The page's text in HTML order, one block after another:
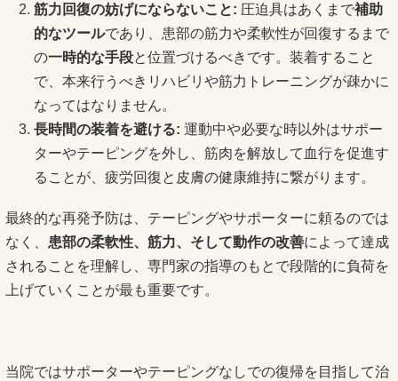
筋力回復の妨げにならないこと: 圧迫具はあくまで補助
的なツールであり、患部の筋力や柔軟性が回復するまで
の一時的な手段と位置づけるべきです。装着すること
で、本来行うべきリハビリや筋力トレーニングが疎かに
なってはなりません。
長時間の装着を避ける: 運動中や必要な時以外はサポー
ターやテーピングを外し、筋肉を解放して血行を促進す
ることが、疲労回復と皮膚の健康維持に繋がります。
最終的な再発予防は、テーピングやサポーターに頼るのでは
なく、 患部の柔軟性、筋力、そして動作の改善によって達成
されることを理解し、専門家の指導のもとで段階的に負荷を
上げていくことが最も重要です。
当院ではサポーターやテーピングなしでの復帰を目指して治